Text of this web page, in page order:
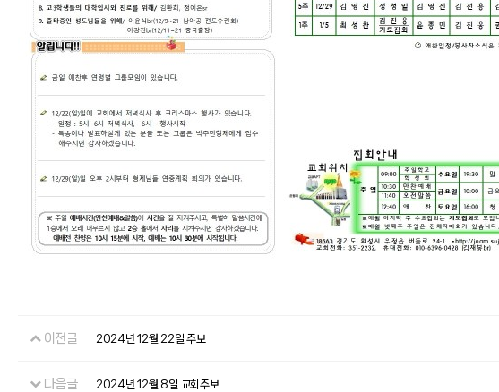
이전글 2024년 12월 22일 주보
다음글 2024년 12월 8일 교회주보